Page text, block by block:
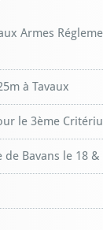
Armes
à Tavaux
le 3ème
de Bavans le 18